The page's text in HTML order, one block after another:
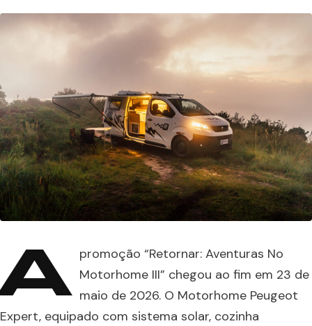
promoção “Retornar: Aventuras No
Motorhome III” chegou ao fim em 23 de
maio de 2026. O Motorhome Peugeot
Expert, equipado com sistema solar, cozinha